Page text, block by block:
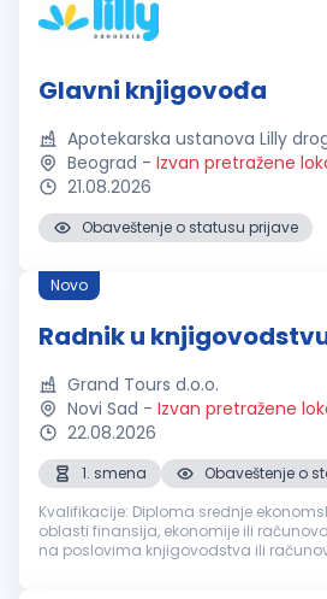
Glavni knjigovođa
Apotekarska ustanova Lilly
Beograd - Izvan pretražene
21.08.2026
Obaveštenje o statusu prijave
Novo
Radnik u
Grand Tours d.o.o.
Novi Sad - Izvan pretražene
22.08.2026
1. smena
Obaveštenje o
Kvalifikacije: Diploma srednje ekonomske škole ili fakulteta iz
oblasti finansija, ekonomije ili
na poslovima knjigovodstva ili